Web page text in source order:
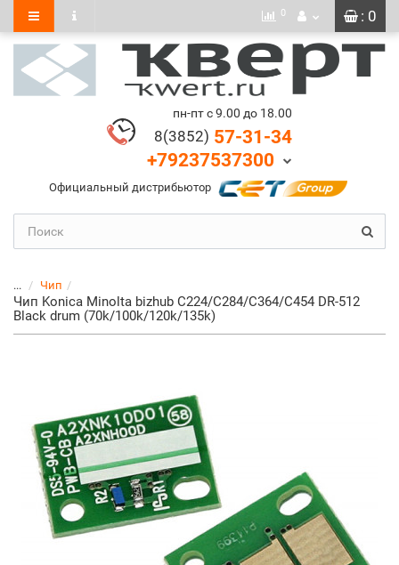
: 0
0
пн-пт с 9.00 до 18.00
8(3852) 57-31-34
+79237537300
Официальный дистрибьютор
... Чип
Чип Konica Minolta bizhub C224/C284/C364/C454 DR-512
Black drum (70k/100k/120k/135k)